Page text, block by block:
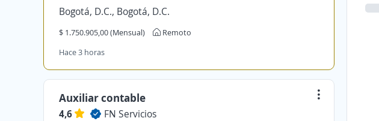
Bogotá, D.C., Bogotá, D.C.
$ 1.750.905,00 (Mensual)
Remoto
Hace 3 horas
Auxiliar contable
4,6 FN Servicios